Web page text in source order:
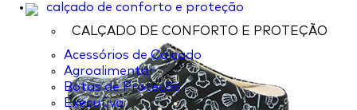
calçado de conforto e proteção
CALÇADO DE CONFORTO E PROTEÇÃO
Acessórios de Calçado
Agroalimentar
Botas de Proteção
Executivo